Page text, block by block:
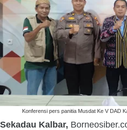
Konferensi pers panitia Musdat Ke V DAD
Sekadau Kalbar,